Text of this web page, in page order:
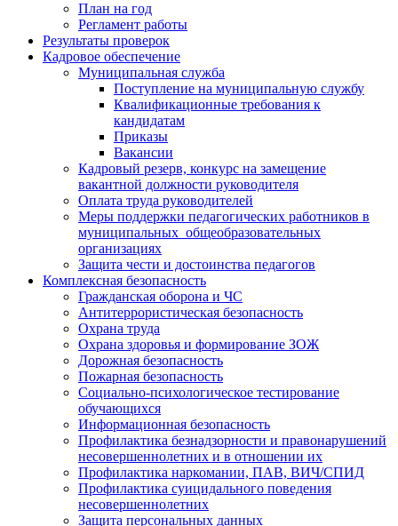
План на год
Регламент работы
Результаты проверок
Кадровое обеспечение
Муниципальная служба
Поступление на муниципальную службу
Квалификационные требования к
кандидатам
Приказы
Вакансии
Кадровый резерв, конкурс на замещение
вакантной должности руководителя
Оплата труда руководителей
Меры поддержки педагогических работников в
муниципальных общеобразовательных
организациях
Защита чести и достоинства педагогов
Комплексная безопасность
Гражданская оборона и ЧС
Антитеррористическая безопасность
Охрана труда
Охрана здоровья и формирование ЗОЖ
Дорожная безопасность
Пожарная безопасность
Социально-психологическое тестирование
обучающихся
Информационная безопасность
Профилактика безнадзорности и правонарушений
несовершеннолетних и в отношении их
Профилактика наркомании, ПАВ, ВИЧ/СПИД
Профилактика суицидального поведения
несовершеннолетних
Защита персональных данных